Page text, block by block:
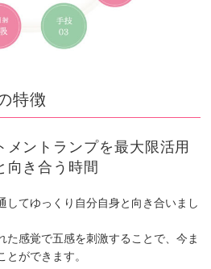
特徴
メントランプを最大限活用
向き合う時間
してゆっくり自分自身と向き合いまし
た感覚で五感を刺激することで、今ま
ができます。